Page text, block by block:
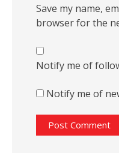
Save my name,
browser for the
Notify me of
Notify me of